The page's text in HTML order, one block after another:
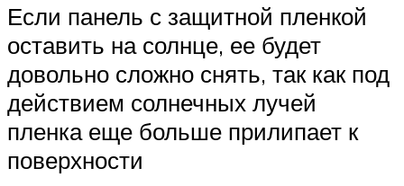
Если панель с защитной пленкой
оставить на солнце, ее будет
довольно сложно снять, так как под
действием солнечных лучей
пленка еще больше прилипает к
поверхности